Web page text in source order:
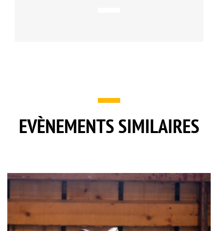
EVÈNEMENTS SIMILAIRES